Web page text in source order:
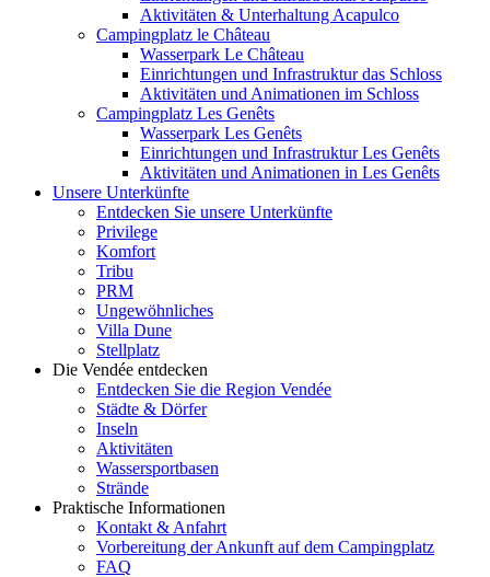
Aktivitäten & Unterhaltung Acapulco
Campingplatz le Château
Wasserpark Le Château
Einrichtungen und Infrastruktur das Schloss
Aktivitäten und Animationen im Schloss
Campingplatz Les Genêts
Wasserpark Les Genêts
Einrichtungen und Infrastruktur Les Genêts
Aktivitäten und Animationen in Les Genêts
Unsere Unterkünfte
Entdecken Sie unsere Unterkünfte
Privilege
Komfort
Tribu
PRM
Ungewöhnliches
Villa Dune
Stellplatz
Die Vendée entdecken
Entdecken Sie die Region Vendée
Städte & Dörfer
Inseln
Aktivitäten
Wassersportbasen
Strände
Praktische Informationen
Kontakt & Anfahrt
Vorbereitung der Ankunft auf dem Campingplatz
FAQ